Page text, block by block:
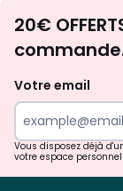
20€
Votre email
Vous disposez déjà
votre espace